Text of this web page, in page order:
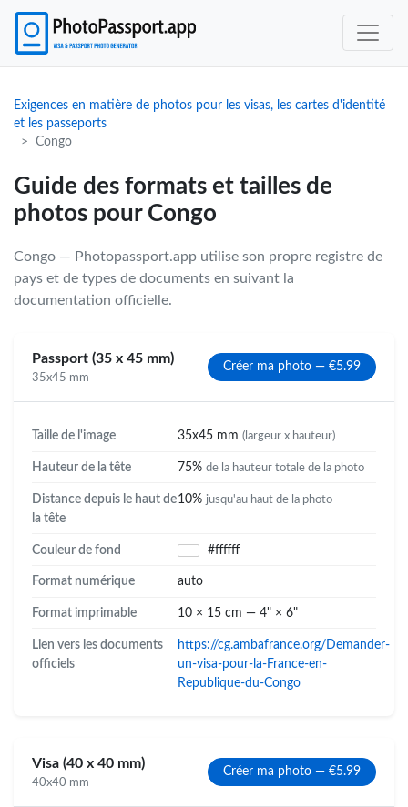
Exigences en matière de photos pour les visas, les cartes d'identité
et les passeports
Congo
Guide des formats et tailles de
photos pour Congo
Congo — Photopassport.app utilise son propre registre de
pays et de types de documents en suivant la
documentation officielle.
Passport (35 x 45 mm)
35x45 mm
Créer ma photo — €5.99
Taille de l'image 35x45 mm (largeur x hauteur)
Hauteur de la tête 75% de la hauteur totale de la photo
Distance depuis le haut de
la tête
10% jusqu'au haut de la photo
Couleur de fond #ffffff
Format numérique auto
Format imprimable 10 × 15 cm — 4" × 6"
Lien vers les documents
officiels
https://cg.ambafrance.org/Demander-
un-visa-pour-la-France-en-
Republique-du-Congo
Visa (40 x 40 mm)
40x40 mm
Créer ma photo — €5.99